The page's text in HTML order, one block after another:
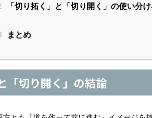
「切り拓く」と「切り開く」の使い分
まとめ
「切り開く」の結論